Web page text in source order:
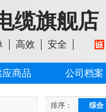
缆旗舰店
高效 安全
应商品 公司档案
排序： 综合